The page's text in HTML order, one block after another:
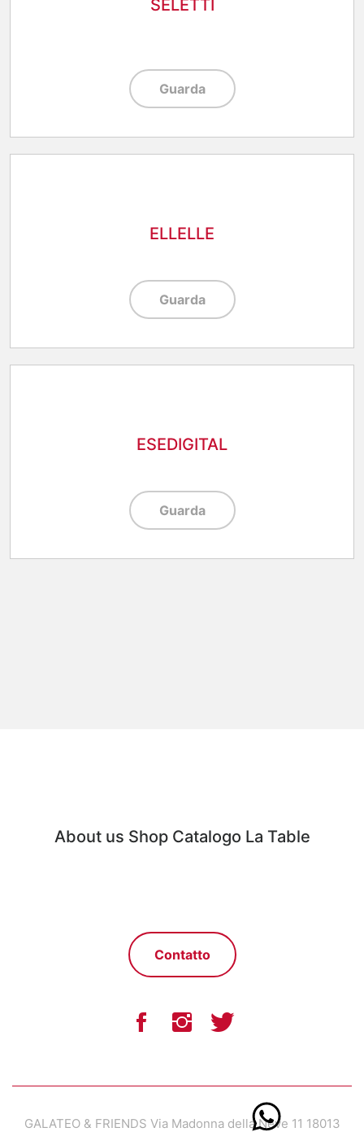
SELETTI
Guarda
ELLELLE
Guarda
ESEDIGITAL
Guarda
About us Shop Catalogo La Table
Contatto
GALATEO & FRIENDS Via Madonna della Neve 11 18013